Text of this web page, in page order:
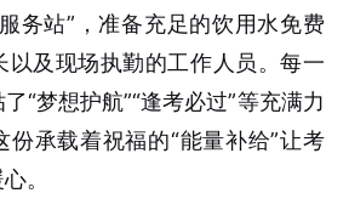
务站”，准备充足的饮用水免费
以及现场执勤的工作人员。每一
“梦想护航”“逢考必过”等充满力
份承载着祝福的“能量补给”让考
。